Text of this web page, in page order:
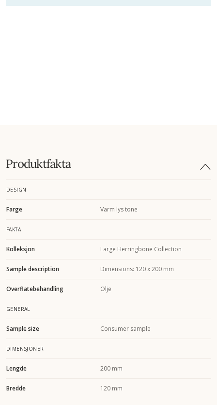
Produktfakta
DESIGN
Farge Varm lys tone
FAKTA
Kolleksjon Large Herringbone Collection
Sample description Dimensions: 120 x 200 mm
Overflatebehandling Olje
GENERAL
Sample size Consumer sample
DIMENSJONER
Lengde 200 mm
Bredde 120 mm